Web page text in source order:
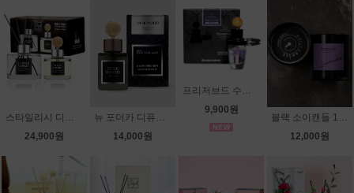
스타일리시 디퓨저 듀오 세트
24,900원
뉴 포더카 디퓨저 80ml
14,000원
프리저브드 수국 차량용 디퓨저 15ml
9,900원
블랙 소이캔들 170g
12,000원